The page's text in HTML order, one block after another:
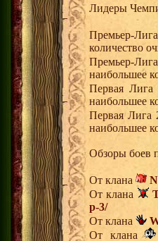
Лидеры
Премьер-
количество
Премьер-
наибольшее
Первая
наибольшее
Первая Лига
наибольшее
Обзоры боев
От клана
От клана
p-3/
От клана
От клана